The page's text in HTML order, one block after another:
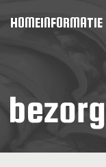
HOMEINFORMATIE